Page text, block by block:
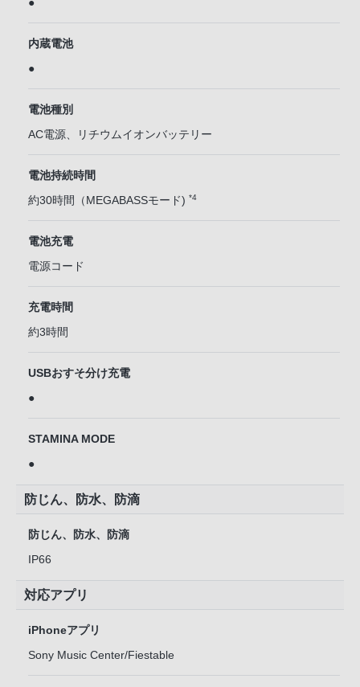
●
内蔵電池
●
電池種別
AC電源、リチウムイオンバッテリー
電池持続時間
約30時間（MEGABASSモード) *4
電池充電
電源コード
充電時間
約3時間
USBおすそ分け充電
●
STAMINA MODE
●
防じん、防水、防滴
防じん、防水、防滴
IP66
対応アプリ
iPhoneアプリ
Sony Music Center/Fiestable